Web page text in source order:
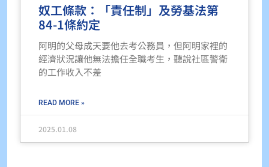
奴工條款：「責任制」及勞基法第
84-1條約定
阿明的父母成天要他去考公務員，但阿明家裡的
經濟狀況讓他無法擔任全職考生，聽說社區警衛
的工作收入不差
READ MORE »
2025.01.08